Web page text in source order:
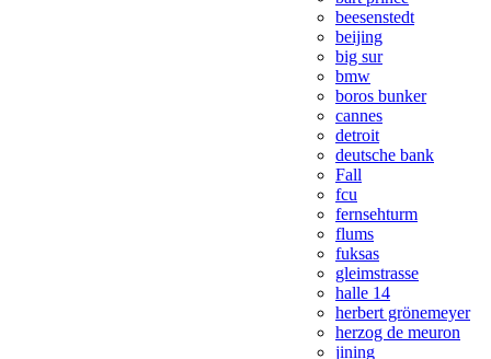
beesenstedt
beijing
big sur
bmw
boros bunker
cannes
detroit
deutsche bank
Fall
fcu
fernsehturm
flums
fuksas
gleimstrasse
halle 14
herbert grönemeyer
herzog de meuron
jining